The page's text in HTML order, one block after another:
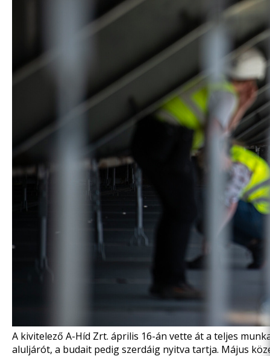
A kivitelező A-Híd Zrt. április 16-án vette áta teljes
aluljárót, a budait pedig szerdáig nyitva tartja. Május